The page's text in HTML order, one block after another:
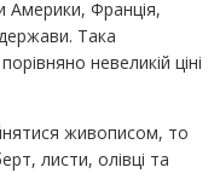
Америки, Франція,
Така
невеликій ціні
живописом, то
листи, олівці та